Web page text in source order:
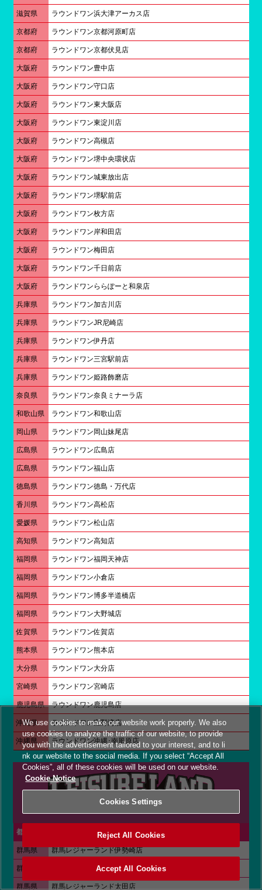
滋賀県 ラウンドワン浜大津アーカス店
京都府 ラウンドワン京都河原町店
京都府 ラウンドワン京都伏見店
大阪府 ラウンドワン豊中店
大阪府 ラウンドワン守口店
大阪府 ラウンドワン東大阪店
大阪府 ラウンドワン東淀川店
大阪府 ラウンドワン高槻店
大阪府 ラウンドワン堺中央環状店
大阪府 ラウンドワン城東放出店
大阪府 ラウンドワン堺駅前店
大阪府 ラウンドワン枚方店
大阪府 ラウンドワン岸和田店
大阪府 ラウンドワン梅田店
大阪府 ラウンドワン千日前店
大阪府 ラウンドワンららぽーと和泉店
兵庫県 ラウンドワン加古川店
兵庫県 ラウンドワンJR尼崎店
兵庫県 ラウンドワン伊丹店
兵庫県 ラウンドワン三宮駅前店
兵庫県 ラウンドワン姫路飾磨店
奈良県 ラウンドワン奈良ミナーラ店
和歌山県 ラウンドワン和歌山店
岡山県 ラウンドワン岡山妹尾店
広島県 ラウンドワン広島店
広島県 ラウンドワン福山店
徳島県 ラウンドワン徳島・万代店
香川県 ラウンドワン高松店
愛媛県 ラウンドワン松山店
高知県 ラウンドワン高知店
福岡県 ラウンドワン福岡天神店
福岡県 ラウンドワン小倉店
福岡県 ラウンドワン博多半道橋店
福岡県 ラウンドワン大野城店
佐賀県 ラウンドワン佐賀店
熊本県 ラウンドワン熊本店
大分県 ラウンドワン大分店
宮崎県 ラウンドワン宮崎店
鹿児島県 ラウンドワン鹿児島店
沖縄県 ラウンドワン宜野湾店
沖縄県 ラウンドワン沖縄･南風原店
都道府県
群馬県 群馬レジャーランド伊勢崎店
群馬県 群馬レジャーランド高崎駅東口店
群馬県 群馬レジャーランド太田店
We use cookies to make our website work properly. We also
use cookies to analyze the traffic of our website, to provide
you with the advertisement tailored to your interest, and to li
nk our website to the social media. If you select “Accept All
Cookies”, all of these cookies will be used on our website.
Cookie Notice
Cookies Settings
Reject All Cookies
Accept All Cookies